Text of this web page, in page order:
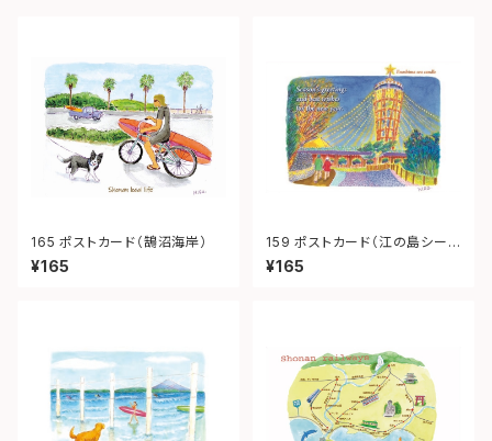
165 ポストカード（鵠沼海岸）
¥165
159 ポストカード（江の島シーキ
ャンドル）
¥165